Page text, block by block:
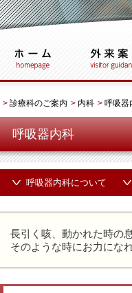
> 診療科のご案内 > 内科 > 呼吸器
呼吸器内科
呼吸器内科について
長引く咳、動かれた時の
そのような時にお力にな